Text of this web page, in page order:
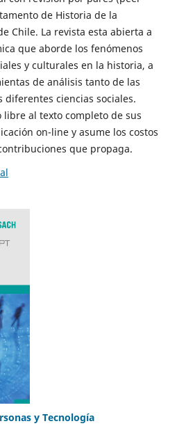
de Historia de la
Chile. La revista esta abierta a
que aborde los fenómenos
y culturales en la historia, a
de análisis tanto de las
diferentes ciencias sociales.
libre al texto completo de sus
on-line y asume los costos
que propaga.
y Tecnología